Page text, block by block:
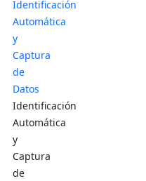
Identificación
Automática
y
Captura
de